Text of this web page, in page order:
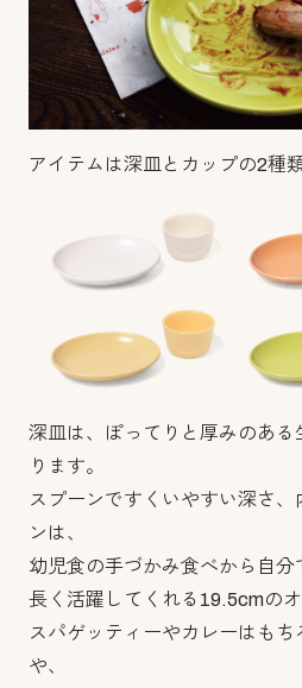
アイテムは深皿とカップの2種類
深皿は、ぽってりと厚みのある
ります。
スプーンですくいやすい深さ、
ンは、
幼児食の手づかみ食べから自分
長く活躍してくれる19.5cmのオ
スパゲッティーやカレーはもち
や、